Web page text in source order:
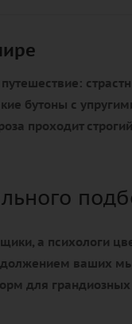
бутоны с
проходит
а психологи
ваших
для грандиозных